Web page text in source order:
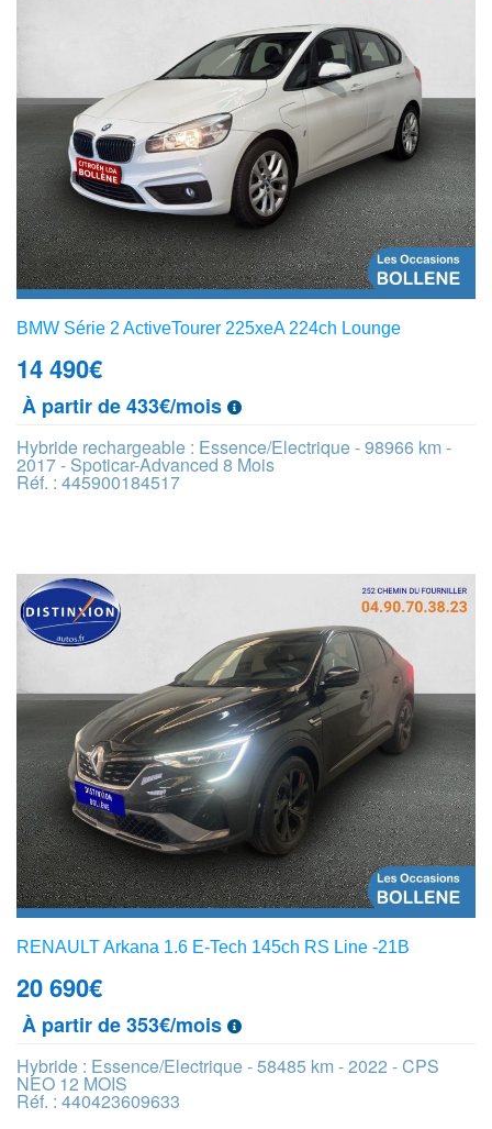
BMW Série 2 ActiveTourer 225xeA 224ch Lounge
14 490€
À partir de 433€/mois
Hybride rechargeable : Essence/Electrique - 98966 km -
2017 - Spoticar-Advanced 8 Mois
Réf. : 445900184517
RENAULT Arkana 1.6 E-Tech 145ch RS Line -21B
20 690€
À partir de 353€/mois
Hybride : Essence/Electrique - 58485 km - 2022 - CPS
NEO 12 MOIS
Réf. : 440423609633